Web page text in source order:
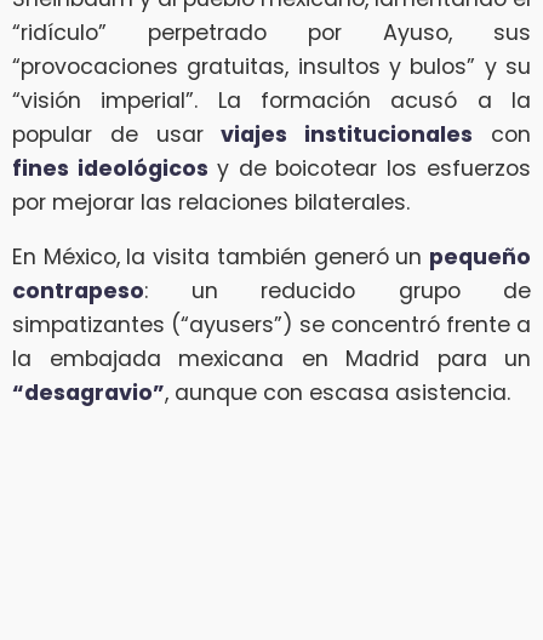
“ridículo” perpetrado por Ayuso, sus
“provocaciones gratuitas, insultos y bulos” y su
“visión imperial”. La formación acusó a la
popular de usarviajes institucionales con
fines ideológicos y de boicotear los esfuerzos
por mejorar las relaciones bilaterales.
En México, la visita también generó un pequeño
contrapeso: un reducido grupo de
simpatizantes (“ayusers”) se concentró frente a
la embajada mexicana en Madrid para un
“desagravio”, aunque con escasa asistencia.